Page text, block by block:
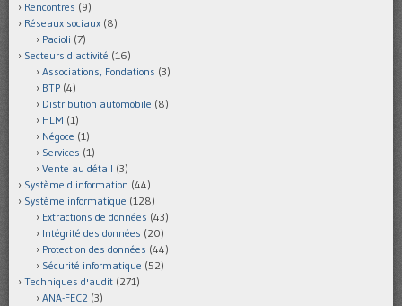
Rencontres (9)
Réseaux sociaux (8)
Pacioli (7)
Secteurs d'activité (16)
Associations, Fondations (3)
BTP (4)
Distribution automobile (8)
HLM (1)
Négoce (1)
Services (1)
Vente au détail (3)
Système d'information (44)
Système informatique (128)
Extractions de données (43)
Intégrité des données (20)
Protection des données (44)
Sécurité informatique (52)
Techniques d'audit (271)
ANA-FEC2 (3)